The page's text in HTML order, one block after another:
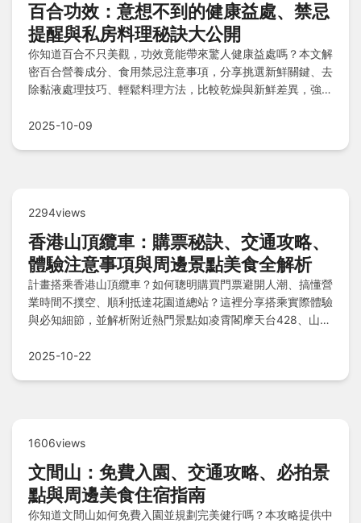
百合功效：意想不到的健康益處、禁忌
提醒與私房料理秘訣大公開
你知道百合不只美觀，功效竟能帶來驚人健康益處嗎？本文解
密百合營養成分、食用禁忌注意事項，分享挑選新鮮關鍵、去
除黏液處理技巧、輕鬆料理方法，比較乾燥與新鮮差異，強調
效疑問！
2025-10-09
2294views
香港山頂纜車：購票秘訣、交通攻略、
體驗注意事項與周邊景點美食全解析
計畫搭乘香港山頂纜車？如何聰明購買門票避開人潮、搞懂營
業時間不撲空、順利抵達花園道總站？這裡分享搭乘實際體驗
與必知細節，並解析附近熱門景點如凌霄閣摩天台428、山頂
頂廣場大眾美食選擇，讓您旅程一次到位無煩惱！
2025-10-22
1606views
文間山：免費入園、交通攻略、必拍景
點與周邊美食住宿指南
你知道文間山如何免費入園並規劃完美健行嗎？本攻略提供中